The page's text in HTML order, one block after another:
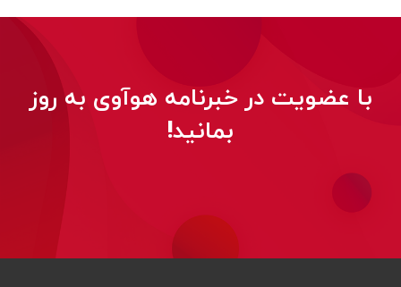
با عضویت در خبرنامه هوآوی به روز
بمانید!